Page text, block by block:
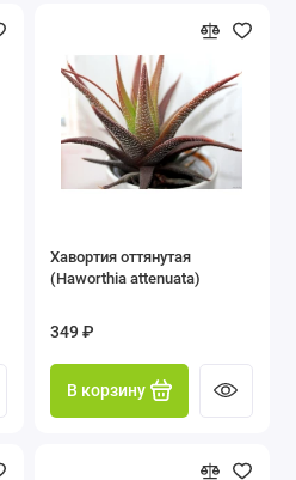
Хавортия оттянутая
(Haworthia attenuata)
349 ₽
В корзину